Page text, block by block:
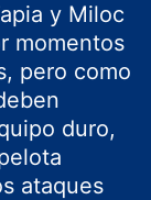
y Miloc
momentos
pero como
duro,
ataques